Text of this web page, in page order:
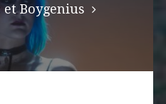
Boygenius